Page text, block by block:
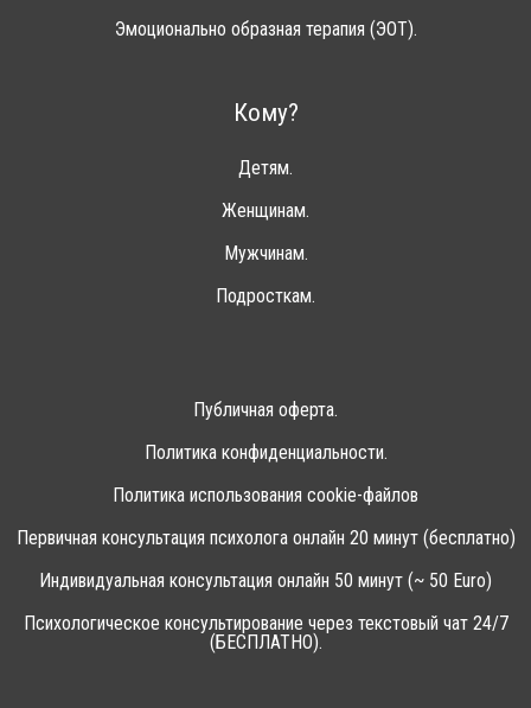
Эмоционально образная терапия (ЭОТ).
Кому?
Детям.
Женщинам.
Мужчинам.
Подросткам.
Публичная оферта.
Политика конфиденциальности.
Политика использования cookie-файлов
Первичная консультация психолога онлайн 20 минут (бесплатно)
Индивидуальная консультация онлайн 50 минут (~ 50 Euro)
Психологическое консультирование через текстовый чат 24/7
(БЕСПЛАТНО).